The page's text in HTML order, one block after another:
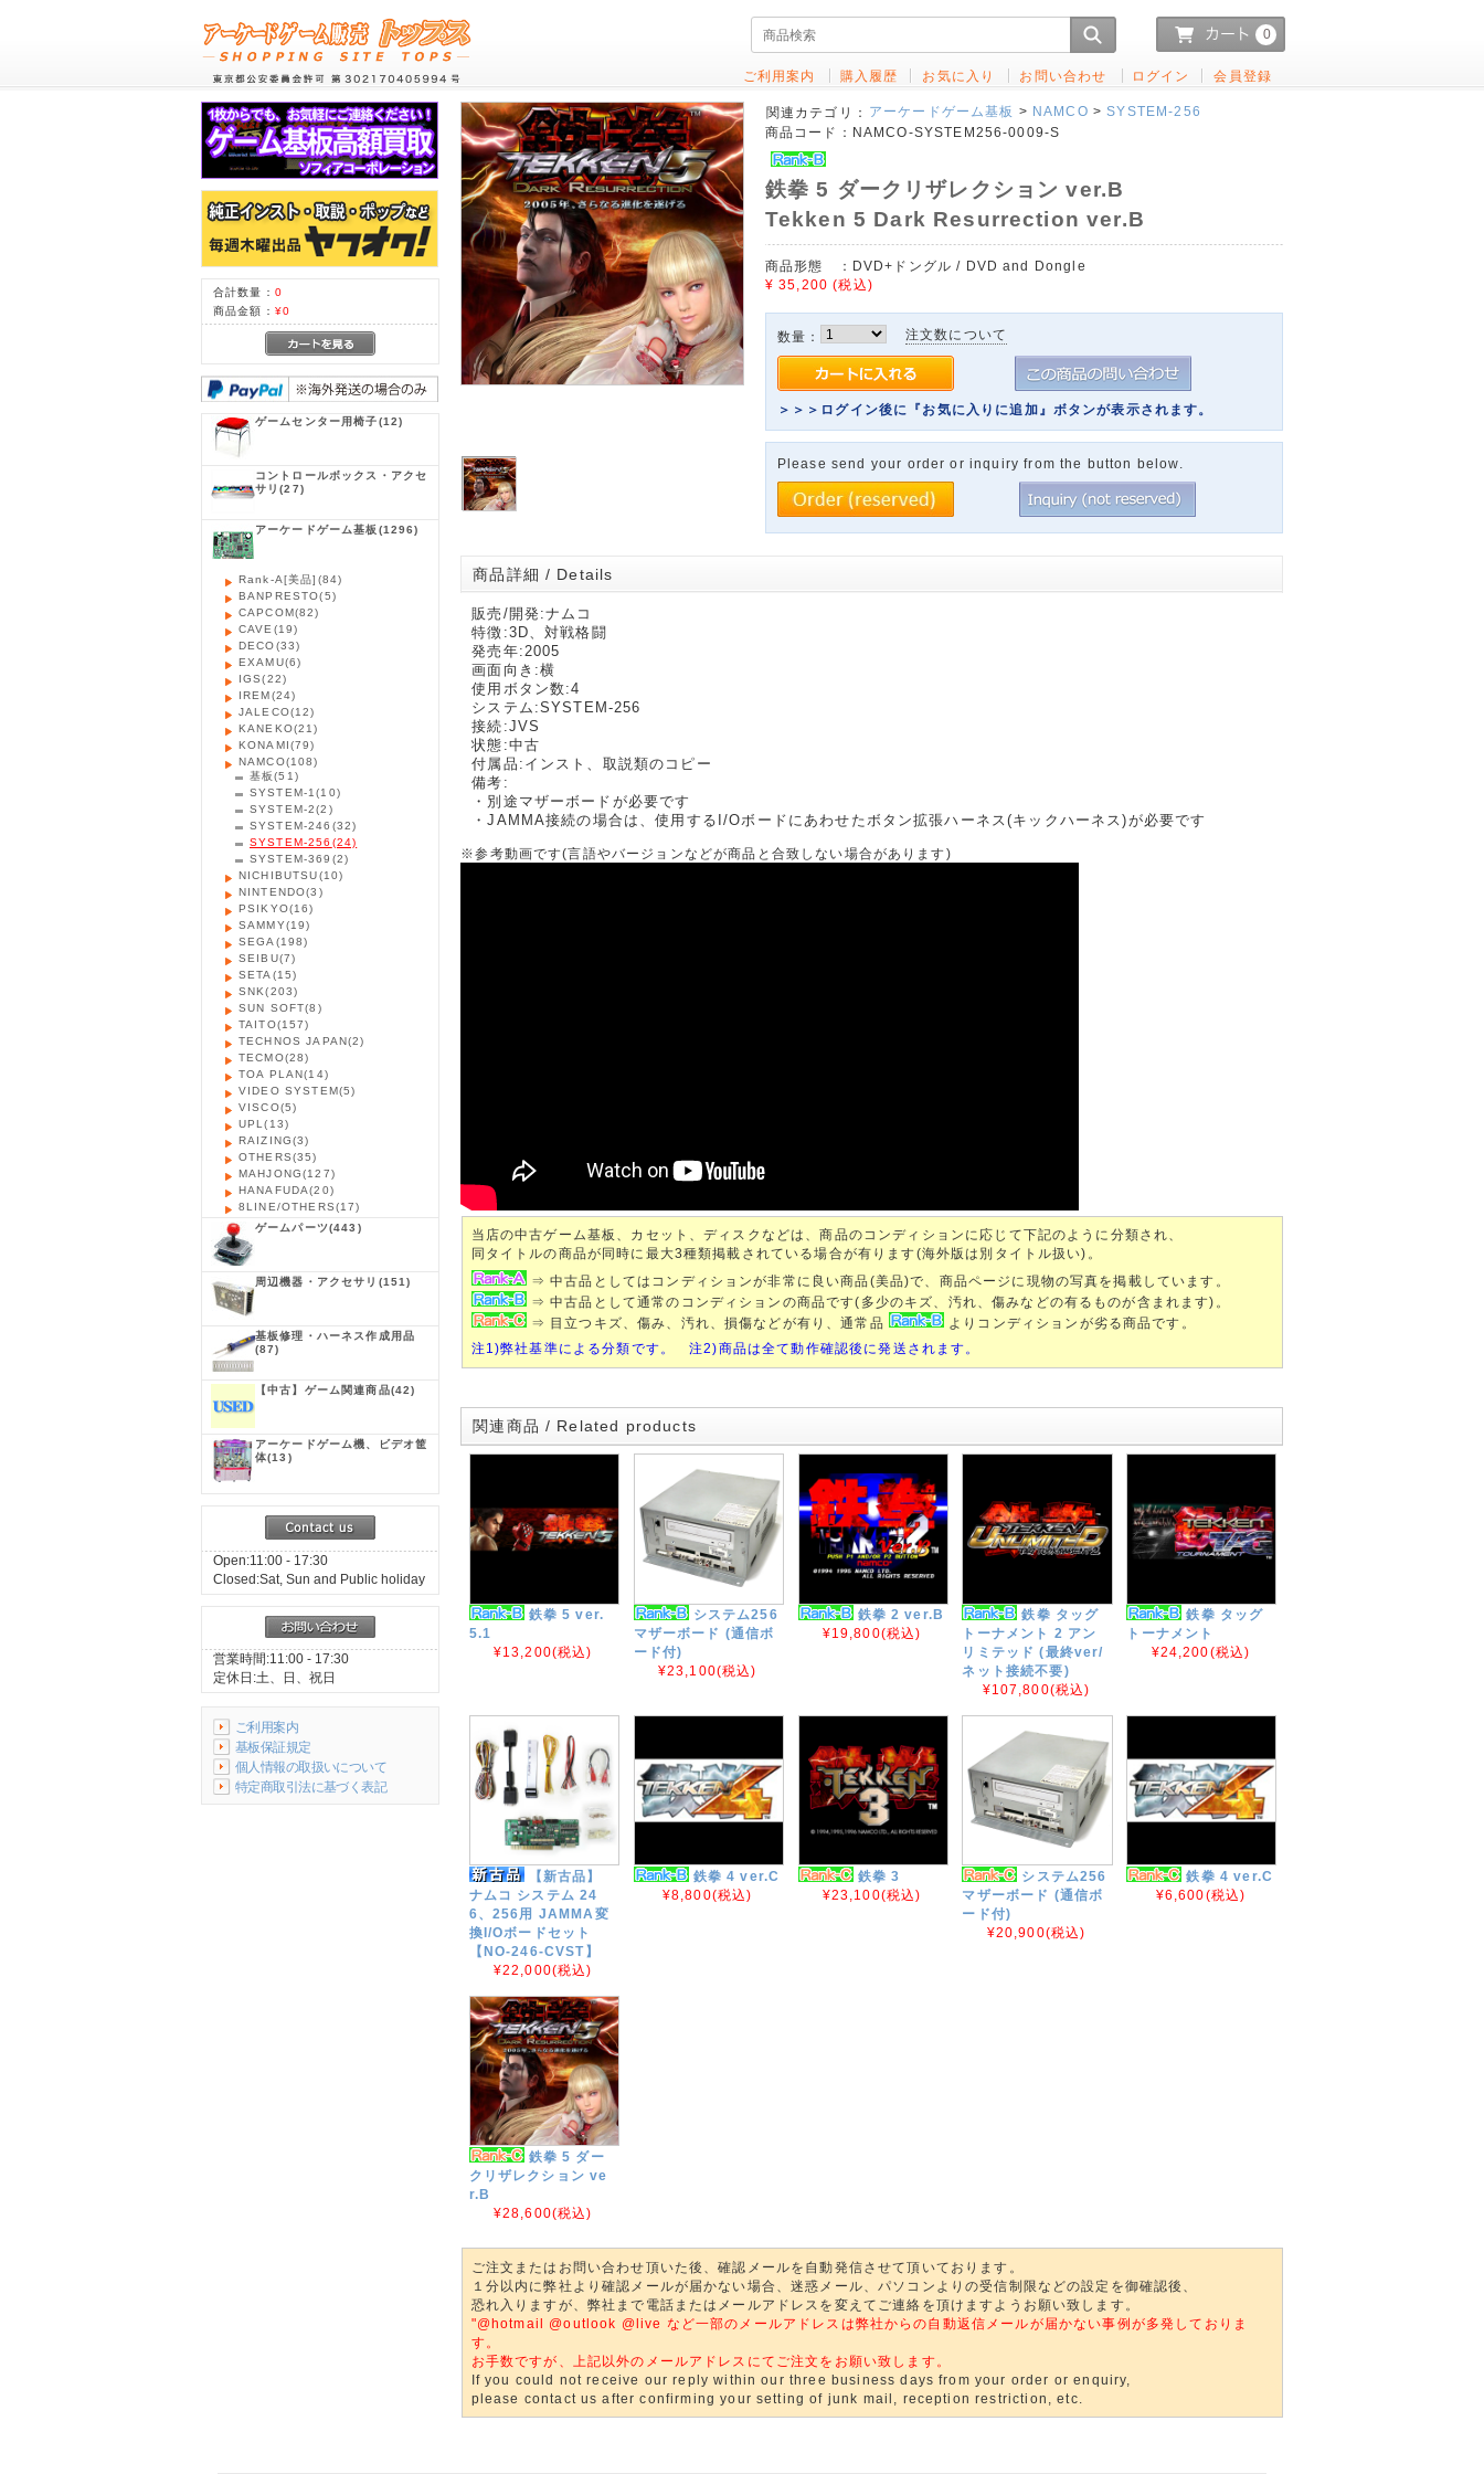
0
ご利用案内 購入履歴 お気に入り お問い合わせ ログイン 会員登録
合計数量： 0
商品金額： ¥0
ゲームセンター用椅子(12)
コントロールボックス・アクセ
サリ(27)
アーケードゲーム基板 (1296)
Rank-A[美品] (84)
BANPRESTO(5)
CAPCOM(82)
CAVE (19)
DECO(33)
EXAMU(6)
IGS(22)
IREM(24)
JALECO(12)
KANEKO(21)
KONAMI(79)
NAMCO(108)
基板(51)
SYSTEM-1(10)
SYSTEM-2(2)
SYSTEM-246 (32)
SYSTEM-256 (24)
SYSTEM-369 (2)
NICHIBUTSU(10)
NINTENDO(3)
PSIKYO(16)
SAMMY(19)
SEGA (198)
SEIBU(7)
SETA (15)
SNK(203)
SUN SOFT(8)
TAITO(157)
TECHNOS JAPAN(2)
TECMO(28)
TOA PLAN(14)
VIDEO SYSTEM(5)
VISCO(5)
UPL(13)
RAIZING(3)
OTHERS(35)
MAHJONG(127)
HANAFUDA(20)
8LINE/OTHERS(17)
ゲームパーツ(443)
周辺機器・アクセサリ (151)
基板修理・ハーネス作成用品
(87)
【中古】ゲーム関連商品(42)
アーケードゲーム機、ビデオ筐
体(13)
Open:11:00 - 17:30
Closed:Sat, Sun and Public holiday
営業時間:11:00 - 17:30
定休日:土、日、祝日
ご利用案内
基板保証規定
個人情報の取扱いについて
特定商取引法に基づく表記
関連カテゴリ： アーケードゲーム基板 > NAMCO >SYSTEM-256
商品コード： NAMCO-SYSTEM256-0009-S
鉄拳 5 ダークリザレクション ver.B
Tekken 5 Dark Resurrection ver.B
商品形態 ： DVD+ドングル / DVD and Dongle
¥ 35,200(税込)
数量： 注文数について
＞＞＞ログイン後に『お気に入りに追加』ボタンが表示されます。
Please send your order or inquiry from the button below.
商品詳細 / Details
販売/開発:ナムコ
特徴:3D、対戦格闘
発売年:2005
画面向き:横
使用ボタン数:4
システム:SYSTEM-256
接続:JVS
状態:中古
付属品:インスト、取説類のコピー
備考:
・別途マザーボードが必要です
・JAMMA接続の場合は、使用するI/Oボードにあわせたボタン拡張ハーネス(キックハーネス)が必要です
※参考動画です(言語やバージョンなどが商品と合致しない場合があります)
当店の中古ゲーム基板、カセット、ディスクなどは、商品のコンディションに応じて下記のように分類され、
同タイトルの商品が同時に最大3種類掲載されている場合が有ります(海外版は別タイトル扱い)。
⇒ 中古品としてはコンディションが非常に良い商品(美品)で、商品ページに現物の写真を掲載しています。
⇒ 中古品として通常のコンディションの商品です(多少のキズ、汚れ、傷みなどの有るものが含まれます)。
⇒ 目立つキズ、傷み、汚れ、損傷などが有り、通常品
よりコンディションが劣る商品です。
注1)弊社基準による分類です。 注2)商品は全て動作確認後に発送されます。
関連商品 / Related products
鉄拳 5 ver.
5.1
¥13,200(税込)
システム256
マザーボード (通信ボ
ード付)
¥23,100(税込)
鉄拳 2 ver.B
¥19,800(税込)
鉄拳 タッグ
トーナメント 2 アン
リミテッド (最終ver/
ネット接続不要)
¥107,800(税込)
鉄拳 タッグ
トーナメント
¥24,200(税込)
【新古品】
ナムコ システム 24
6、256用 JAMMA変
換I/Oボードセット
【NO-246-CVST】
¥22,000(税込)
鉄拳 4 ver.C
¥8,800(税込)
鉄拳 3
¥23,100(税込)
システム256
マザーボード (通信ボ
ード付)
¥20,900(税込)
鉄拳 4 ver.C
¥6,600(税込)
鉄拳 5 ダー
クリザレクション ve
r.B
¥28,600(税込)
ご注文またはお問い合わせ頂いた後、確認メールを自動発信させて頂いております。
１分以内に弊社より確認メールが届かない場合、迷惑メール、パソコンよりの受信制限などの設定を御確認後、
恐れ入りますが、弊社まで電話またはメールアドレスを変えてご連絡を頂けますようお願い致します。
"@hotmail @outlook @live など一部のメールアドレスは弊社からの自動返信メールが届かない事例が多発しておりま
す。
お手数ですが、上記以外のメールアドレスにてご注文をお願い致します。
If you could not receive our reply within our three business days from your order or enquiry,
please contact us after confirming your setting of junk mail, reception restriction, etc.